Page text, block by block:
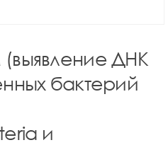
ДНК
бактерий
и